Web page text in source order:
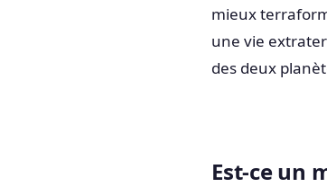
mieux
une vie
des deux
Est-ce un